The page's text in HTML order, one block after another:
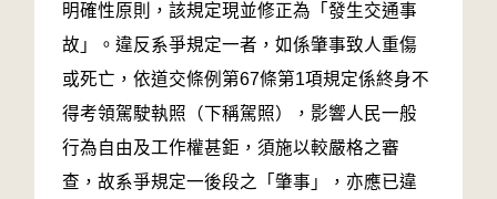
明確性原則，該規定現並修正為「發生交通事
故」。違反系爭規定一者，如係肇事致人重傷
或死亡，依道交條例第67條第1項規定係終身不
得考領駕駛執照（下稱駕照），影響人民一般
行為自由及工作權甚鉅，須施以較嚴格之審
查，故系爭規定一後段之「肇事」，亦應已違